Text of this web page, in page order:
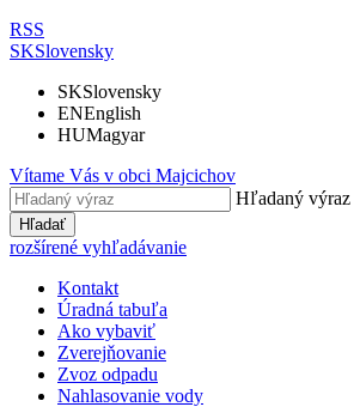
RSS
SKSlovensky
SKSlovensky
ENEnglish
HUMagyar
Vítame Vás v obci Majcichov
Hľadaný výraz
Hľadať
rozšírené vyhľadávanie
Kontakt
Úradná tabuľa
Ako vybaviť
Zverejňovanie
Zvoz odpadu
Nahlasovanie vody